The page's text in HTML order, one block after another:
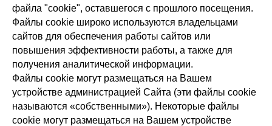
файла "cookie", оставшегося с прошлого посещения.
Файлы cookie широко используются владельцами
сайтов для обеспечения работы сайтов или
повышения эффективности работы, а также для
получения аналитической информации.
Файлы cookie могут размещаться на Вашем
устройстве администрацией Сайта (эти файлы cookie
называются «собственными»). Некоторые файлы
cookie могут размещаться на Вашем устройстве